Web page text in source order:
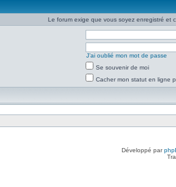
Le forum exige que vous soyez enregistré et
J’ai oublié mon mot de passe
Se souvenir de moi
Cacher mon statut en ligne
Développé par